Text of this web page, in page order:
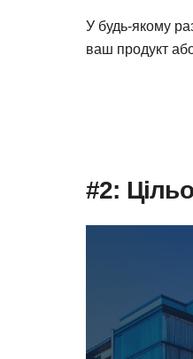
У будь-якому
ваш продукт
#2: